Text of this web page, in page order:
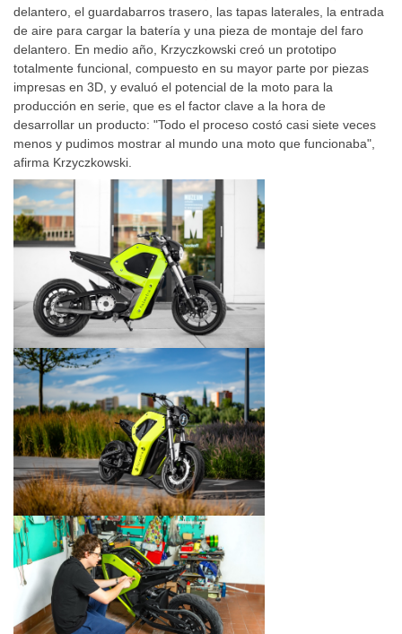
delantero, el guardabarros trasero, las tapas laterales, la entrada
de aire para cargar la batería y una pieza de montaje del faro
delantero. En medio año, Krzyczkowski creó un prototipo
totalmente funcional, compuesto en su mayor parte por piezas
impresas en 3D, y evaluó el potencial de la moto para la
producción en serie, que es el factor clave a la hora de
desarrollar un producto: "Todo el proceso costó casi siete veces
menos y pudimos mostrar al mundo una moto que funcionaba",
afirma Krzyczkowski.